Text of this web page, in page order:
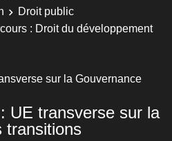
Droit public
: Droit du développement
sur la Gouvernance
UE transverse sur la
transitions